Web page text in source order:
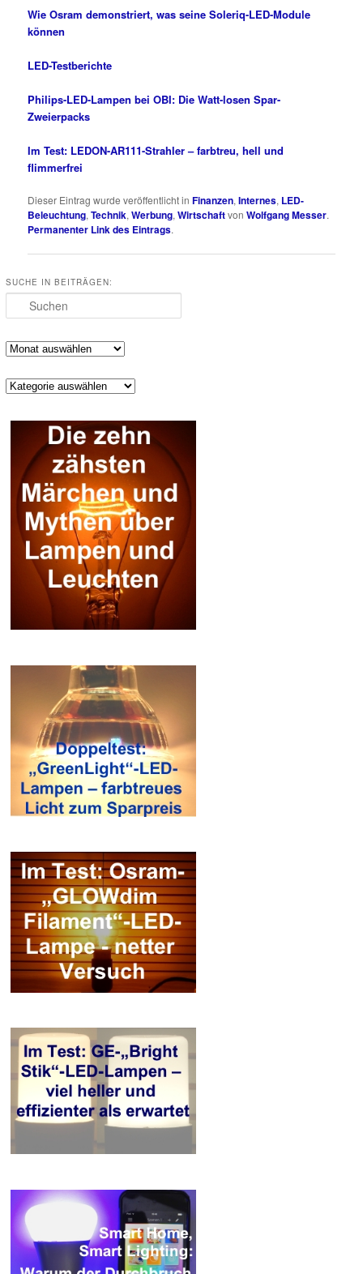
Wie Osram demonstriert, was seine Soleriq-LED-Module
können
LED-Testberichte
Philips-LED-Lampen bei OBI: Die Watt-losen Spar-
Zweierpacks
Im Test: LEDON-AR111-Strahler – farbtreu, hell und
flimmerfrei
Dieser Eintrag wurde veröffentlicht inFinanzen,Internes, LED-
Beleuchtung,Technik,Werbung,WirtschaftvonWolfgang Messer.
Permanenter Link des Eintrags.
SUCHE IN BEITRÄGEN:
Suchen